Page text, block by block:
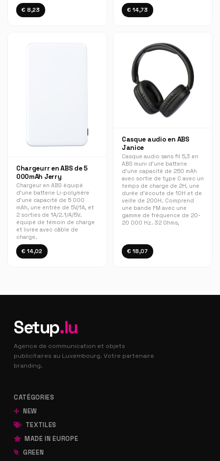
€ 8,23 € 14,73
Chargeurr en ABS de 5
000mAh Jerry
Chargeur en ABS équipé
d'une batterie Li-polymère
d'une capacité de 5 000
mAh, une entrée de 5V/1A, et
2 sorties de 1A/2.1/A/5V.
équipé de témoin de charge
et livrée avec câble de
charge.
€ 14,02
Casque audio en ABS
Janice
Casque audio sans fil 5,3 en
ABS muni d'une batterie
d'une capacité de 250 mAh
avec sortie de type C avec un
temps de charge de 2H, une
durée d'écoute de 10H et de
veille de 200H. Comprend
une bande FM avec une
gamme de fréquence de 20-
20 000 Hz. 32 Ohms,
€ 18,07
Setup.lu
Agence de communication et objets
publicitaires au Luxembourg. Votre partenaire
branding.
CATÉGORIES
NEW
TEXTILES
MADE IN EUROPE
GREEN